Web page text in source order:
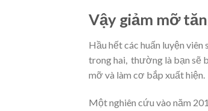
Vậy giảm mỡ
Hầu hết các huấn luyện
trong hai, thường là bạn sẽ
mỡ và làm cơ bắp xuất hiện.
Một nghiên cứu vào năm